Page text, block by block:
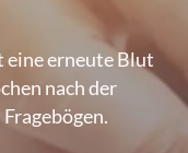
eine erneute Blut
nach der